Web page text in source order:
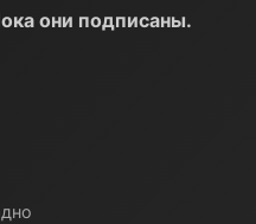
они подписаны.